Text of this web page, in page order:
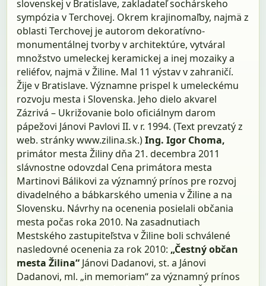
slovenskej v Bratislave, zakladateľ sochárskeho
sympózia v Terchovej. Okrem krajinomaľby, najmä z
oblasti Terchovej je autorom dekoratívno-
monumentálnej tvorby v architektúre, vytváral
množstvo umeleckej keramickej a inej mozaiky a
reliéfov, najmä v Žiline. Mal 11 výstav v zahraničí.
Žije v Bratislave. Významne prispel k umeleckému
rozvoju mesta i Slovenska. Jeho dielo akvarel
Zázrivá – Ukrižovanie bolo oficiálnym darom
pápežovi Jánovi Pavlovi II. v r. 1994. (Text prevzatý z
web. stránky www.zilina.sk.)Ing. Igor Choma,
primátor mesta Žiliny dňa 21. decembra 2011
slávnostne odovzdal Cena primátora mesta
Martinovi Bálikovi za významný prínos pre rozvoj
divadelného a bábkarského umenia v Žiline a na
Slovensku. Návrhy na ocenenia posielali občania
mesta počas roka 2010. Na zasadnutiach
Mestského zastupiteľstva v Žiline boli schválené
nasledovné ocenenia za rok 2010: „Čestný občan
mesta Žilina“ Jánovi Dadanovi, st. a Jánovi
Dadanovi, ml. „in memoriam“ za významný prínos